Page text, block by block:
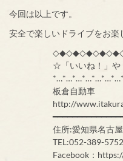
今回は以上です。
安全で楽しいドライブをお
☆「いいね！」や
板倉自動車
http://
住所:愛知県名古
TEL:052-389-5752
Facebook：